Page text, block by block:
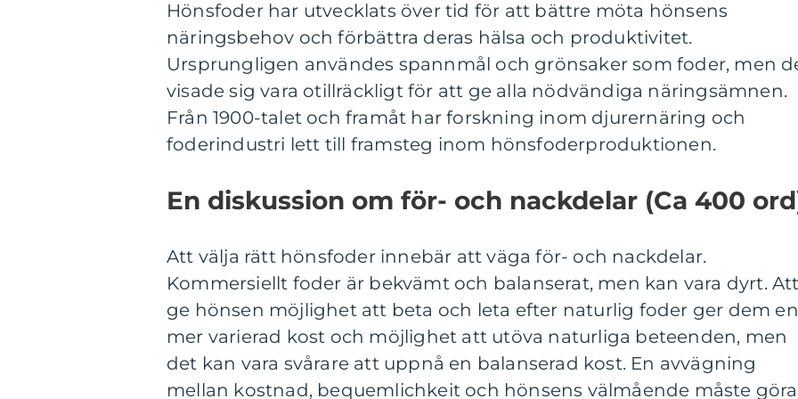
Hönsfoder har utvecklats över tid för att bättre möta hönsens
näringsbehov och förbättra deras hälsa och produktivitet.
Ursprungligen användes spannmål och grönsaker som foder, men
visade sig vara otillräckligt för att ge alla nödvändiga näringsämnen.
Från 1900-talet och framåt har forskning inom djurernäring och
foderindustri lett till framsteg inom hönsfoderproduktionen.
En diskussion om för- och nackdelar (Ca 400
Att välja rätt hönsfoder innebär att väga för- och nackdelar.
Kommersiellt foder är bekvämt och balanserat, men kan vara dyrt. Att
ge hönsen möjlighet att beta och leta efter naturlig foder ger dem en
mer varierad kost och möjlighet att utöva naturliga beteenden, men
det kan vara svårare att uppnå en balanserad kost. En avvägning
mellan kostnad, bequemlichkeit och hönsens välmående måste